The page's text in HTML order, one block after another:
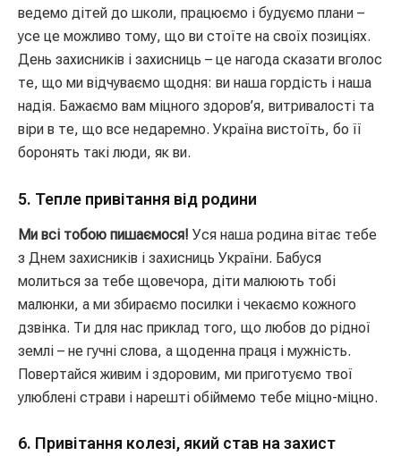
ведемо дітей до школи, працюємо і будуємо плани –
усе це можливо тому, що ви стоїте на своїх позиціях.
День захисників і захисниць – це нагода сказати вголос
те, що ми відчуваємо щодня: ви наша гордість і наша
надія. Бажаємо вам міцного здоров’я, витривалості та
віри в те, що все недаремно. Україна вистоїть, бо її
боронять такі люди, як ви.
5. Тепле привітання від родини
Ми всі тобою пишаємося! Уся наша родина вітає тебе
з Днем захисників і захисниць України. Бабуся
молиться за тебе щовечора, діти малюють тобі
малюнки, а ми збираємо посилки і чекаємо кожного
дзвінка. Ти для нас приклад того, що любов до рідної
землі – не гучні слова, а щоденна праця і мужність.
Повертайся живим і здоровим, ми приготуємо твої
улюблені страви і нарешті обіймемо тебе міцно-міцно.
6. Привітання колезі, який став на захист